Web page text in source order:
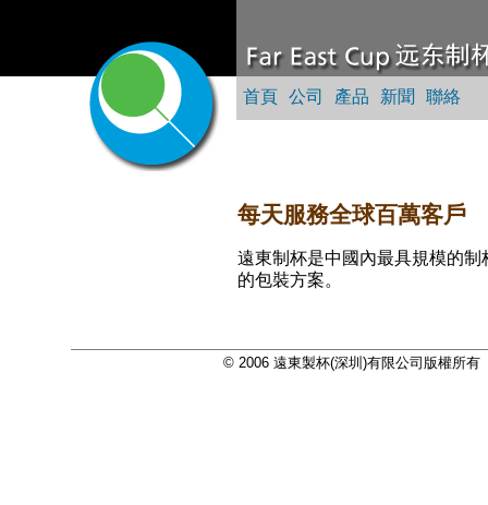
首頁 公司 產品 新聞 聯絡
每天服務全球百萬客戶
遠東制杯是中國內最具規模的
的包裝方案。
© 2006 遠東製杯(深圳)有限公司版權所有